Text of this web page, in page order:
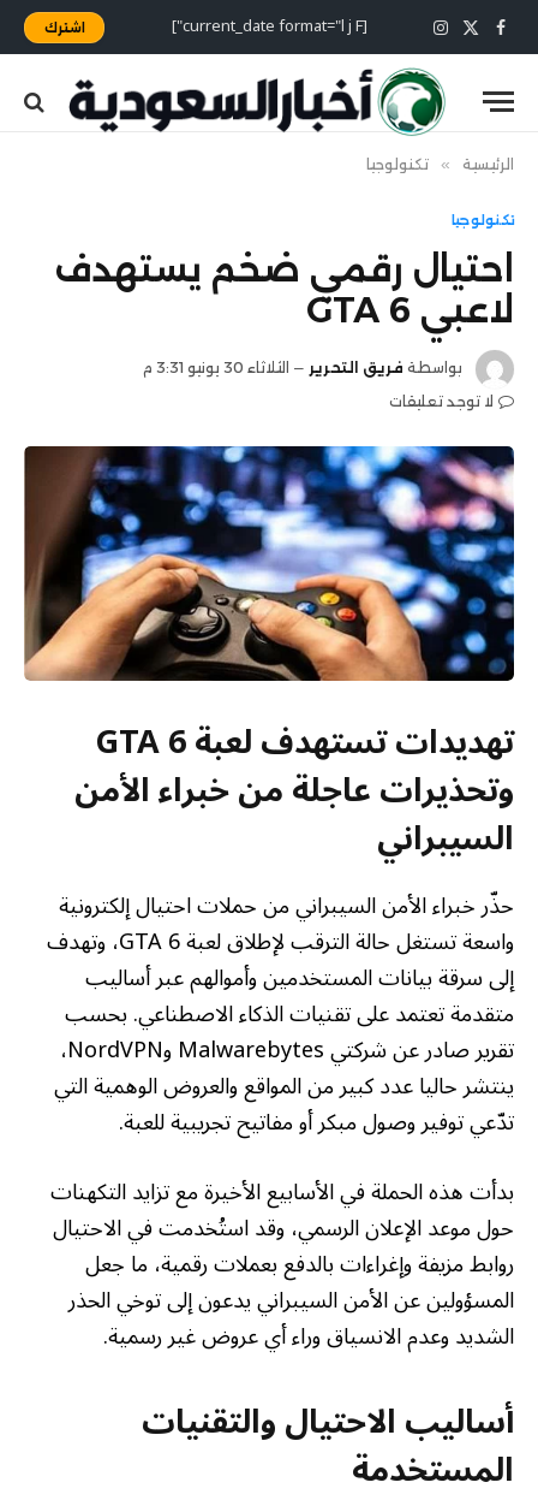
فيسبوك
X
(Twitter)
الانستغرام [current_date format="l j F"] اشترك
الرئيسية » تكنولوجيا
تكنولوجيا
احتيال رقمي ضخم يستهدف
لاعبي GTA 6
بواسطة فريق التحرير
الثلاثاء 30 يونيو 3:31 م
لا توجد تعليقات
تهديدات تستهدف لعبة GTA 6
وتحذيرات عاجلة من خبراء الأمن
السيبراني
حذّر خبراء الأمن السيبراني من حملات احتيال إلكترونية
واسعة تستغل حالة الترقب لإطلاق لعبة GTA 6، وتهدف
إلى سرقة بيانات المستخدمين وأموالهم عبر أساليب
متقدمة تعتمد على تقنيات الذكاء الاصطناعي. بحسب
تقرير صادر عن شركتي Malwarebytes وNordVPN،
ينتشر حاليا عدد كبير من المواقع والعروض الوهمية التي
تدّعي توفير وصول مبكر أو مفاتيح تجريبية للعبة.
بدأت هذه الحملة في الأسابيع الأخيرة مع تزايد التكهنات
حول موعد الإعلان الرسمي، وقد استُخدمت في الاحتيال
روابط مزيفة وإغراءات بالدفع بعملات رقمية، ما جعل
المسؤولين عن الأمن السيبراني يدعون إلى توخي الحذر
الشديد وعدم الانسياق وراء أي عروض غير رسمية.
أساليب الاحتيال والتقنيات
المستخدمة